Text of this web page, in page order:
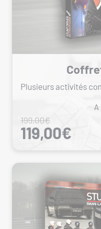
Plusieurs activités
199,00€
119,00€